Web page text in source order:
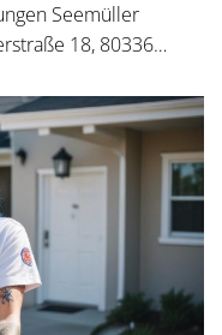
Seemüller
18, 80336…